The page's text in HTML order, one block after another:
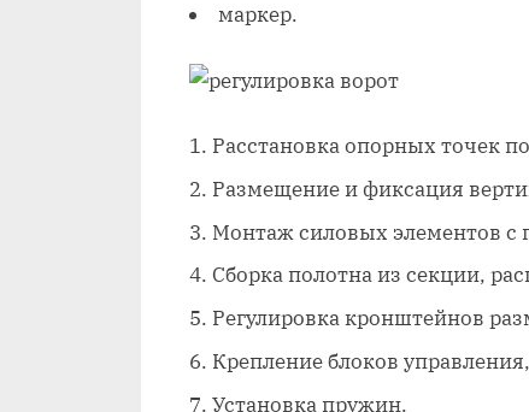
маркер.
Расстановка опорных точек
Размещение и фиксация
Монтаж силовых элементов с
Сборка полотна из секции,
Регулировка кронштейнов
Крепление блоков
Установка пружин.